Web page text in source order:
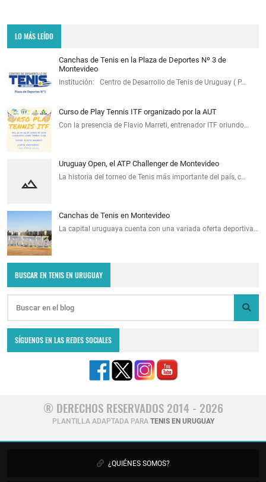
LO MÁS LEÍDO
Canchas de Tenis en la Plaza de Deportes Nº 3 de
Montevideo
Institución: Centro de Desarrollo de Tenis de Uruguay ( P…
Curso de Play Tennis ITF organizado por la AUT
Con la presencia de Flavio Marreti, entrenador ITF oriundo…
Uruguay Open, el ATP Challenger de Montevideo
La historia del torneo de Tenis más importante del país, c…
Canchas de Tenis en Montevideo
La capital uruguaya cuenta con una variada oferta deportiva…
BUSCAR EN TENIS EN URUGUAY
SÍGUENOS EN LAS REDES SOCIALES
® DERECHOS RESERVADOS 2014 - 2026
PLANTILLA ADAPTADA PARA TENIS EN URUGUAY
¿QUIÉNES SOMOS?